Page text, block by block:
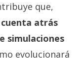
que,
cuenta atrás
simulaciones
evolucionará